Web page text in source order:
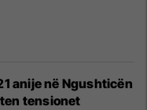
anije në Ngushticën
tensionet